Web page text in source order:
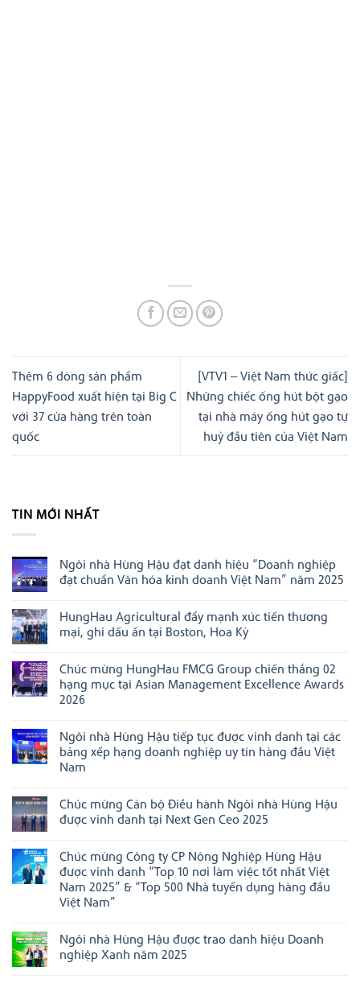
Thêm 6 dòng sản phẩm
HappyFood xuất hiện tại Big C
với 37 cửa hàng trên toàn
quốc
[VTV1 – Việt Nam thức giấc]
Những chiếc ống hút bột gạo
tại nhà máy ống hút gạo tự
huỷ đầu tiên của Việt Nam
TIN MỚI NHẤT
Ngôi nhà Hùng Hậu đạt danh hiệu “Doanh nghiệp
đạt chuẩn Văn hóa kinh doanh Việt Nam” năm 2025
bình
luận
ở
Hùng
Hậu
đạt
danh
nghiệp
đạt
chuẩn
Văn
hóa
Việt
Nam”
năm
HungHau Agricultural đẩy mạnh xúc tiến thương
mại, ghi dấu ấn tại Boston, Hoa Kỳ
bình
luận
ở
HungHau
mạnh
xúc
tiến
thương
mại,
ấn
tại
Boston,
Chúc mừng HungHau FMCG Group chiến thắng 02
hạng mục tại Asian Management Excellence Awards
2026
bình
luận
ở
Chúc
FMCG
Group
chiến
hạng
mục
tại
Asian
Management
Excellence
Ngôi nhà Hùng Hậu tiếp tục được vinh danh tại các
bảng xếp hạng doanh nghiệp uy tín hàng đầu Việt
Nam
bình
luận
ở
Hùng
Hậu
tiếp
tục
được
vinh
các
bảng
xếp
Chúc mừng Cán bộ Điều hành Ngôi nhà Hùng Hậu
được vinh danh tại Next Gen Ceo 2025
bình
luận
ở
Chúc
mừng
Cán
hành
Ngôi
nhà
Chúc mừng Công ty CP Nông Nghiệp Hùng Hậu
được vinh danh “Top 10 nơi làm việc tốt nhất Việt
Nam 2025” & “Top 500 Nhà tuyển dụng hàng đầu
Việt Nam”
bình
luận
ở
Ngôi nhà Hùng Hậu được trao danh hiệu Doanh
nghiệp Xanh năm 2025